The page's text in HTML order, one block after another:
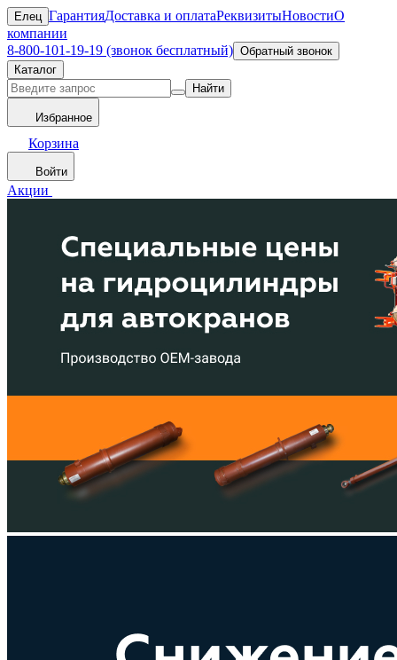
Елец ГарантияДоставка и оплатаРеквизитыНовостиО
компании
8-800-101-19-19 (звонок бесплатный) Обратный звонок
Каталог
Найти
Избранное
Корзина
Войти
Акции